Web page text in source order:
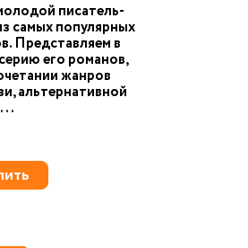
писатель-
самых популярных
Представляем в
его романов,
жанров
альтернативной